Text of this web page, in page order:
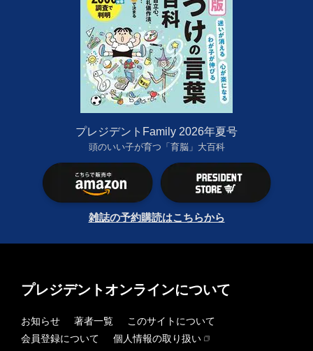
プレジデントFamily 2026年夏号
頭のいい子が育つ「育脳」大百科
雑誌の予約購読はこちらから
プレジデントオンラインについて
お知らせ 著者一覧
このサイトについて
会員登録について
個人情報の取り扱い